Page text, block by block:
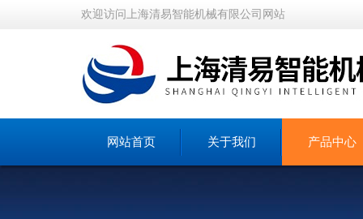
欢迎访问上海清易智能机械有限公司网站
网站首页 关于我们 产品中心